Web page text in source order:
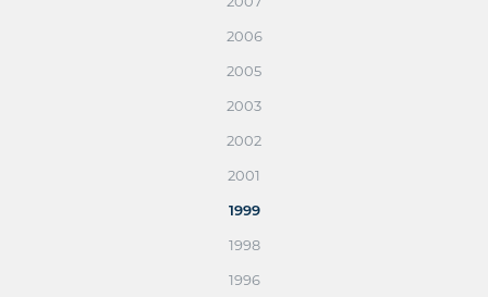
2006
2005
2003
2002
2001
1999
1998
1996